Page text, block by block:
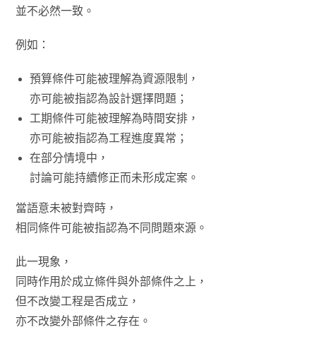
並不必然一致。
例如：
預算條件可能被理解為資源限制，
亦可能被指認為設計選擇問題；
工期條件可能被理解為時間安排，
亦可能被指認為工程進度異常；
在部分情境中，
討論可能持續修正而未形成定案。
當語意未被對齊時，
相同條件可能被指認為不同問題來源。
此一現象，
同時作用於成立條件與外部條件之上，
但不改變工程是否成立，
亦不改變外部條件之存在。